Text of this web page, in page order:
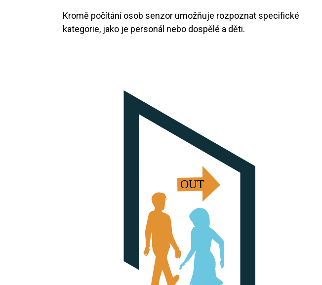
Kromě počítání osob senzor umožňuje rozpoznat specifické
kategorie, jako je personál nebo dospělé a děti.